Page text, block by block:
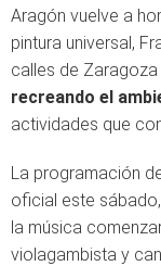
Aragón vuelve a
pintura universal,
calles de
recreando el
actividades que
La programación
oficial este
la música
violagambista y